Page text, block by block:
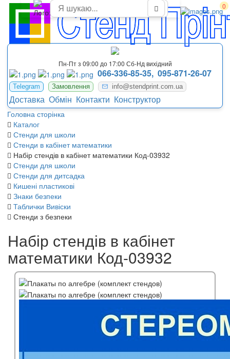
0
Пн-Пт з 09:00 до 17:00 Сб-Нд вихідний
066-336-85-35, 095-871-26-07
Telegram Замовлення info@stendprint.com.ua
Доставка Обмін Контакти Конструктор
Головна сторінка
Каталог
Стенди для школи
Стенди в кабінет математики
Набір стендів в кабінет математики Код-03932
Стенди для школи
Стенди для дитсадка
Кишені пластикові
Знаки безпеки
Таблички Вивіски
Стенди з безпеки
Плакаты по алгебре (комплект стендов)
Набір стендів в кабінет
математики Код-03932